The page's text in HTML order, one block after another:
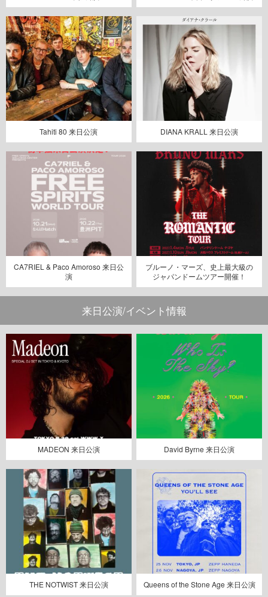
Tahiti 80 来日公演 DIANA KRALL 来日公演
CA7RIEL & Paco Amoroso 来日公
演
ブルーノ・マーズ、史上最大級の
ジャパンドームツアー開催！
来日公演/イベント情報
MADEON 来日公演 David Byrne 来日公演
THE NOTWIST 来日公演 Queens of the Stone Age 来日公演